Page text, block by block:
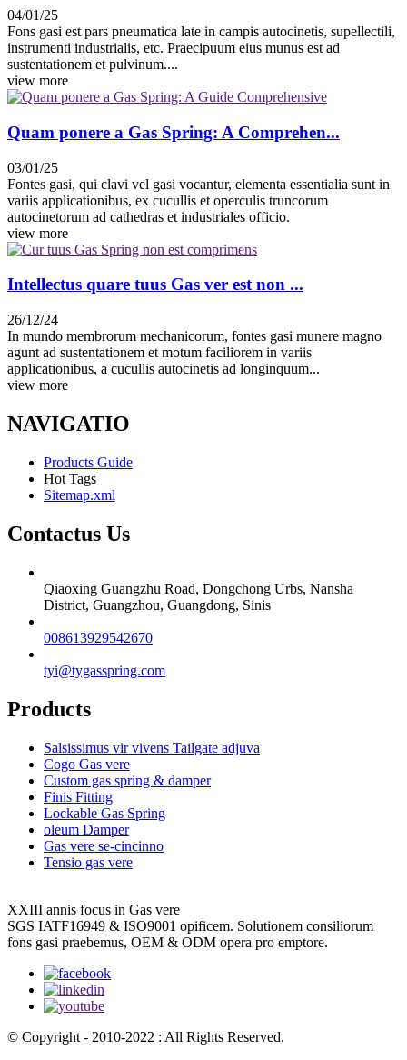
04/01/25
Fons gasi est pars pneumatica late in campis autocinetis, supellectili,
instrumenti industrialis, etc. Praecipuum eius munus est ad
sustentationem et pulvinum....
view more
Quam ponere a Gas Spring: A Comprehen...
03/01/25
Fontes gasi, qui clavi vel gasi vocantur, elementa essentialia sunt in
variis applicationibus, ex cucullis et operculis truncorum
autocinetorum ad cathedras et industriales officio.
view more
Intellectus quare tuus Gas ver est non ...
26/12/24
In mundo membrorum mechanicorum, fontes gasi munere magno
agunt ad sustentationem et motum faciliorem in variis
applicationibus, a cucullis autocinetis ad longinquum...
view more
NAVIGATIO
Products Guide
Hot Tags
Sitemap.xml
Contactus Us
Qiaoxing Guangzhu Road, Dongchong Urbs, Nansha
District, Guangzhou, Guangdong, Sinis
008613929542670
tyi@tygasspring.com
Products
Salsissimus vir vivens Tailgate adjuva
Cogo Gas vere
Custom gas spring & damper
Finis Fitting
Lockable Gas Spring
oleum Damper
Gas vere se-cincinno
Tensio gas vere
XXIII annis focus in Gas vere
SGS IATF16949 & ISO9001 opificem. Solutionem consiliorum
fons gasi praebemus, OEM & ODM opera pro emptore.
© Copyright - 2010-2022 : All Rights Reserved.